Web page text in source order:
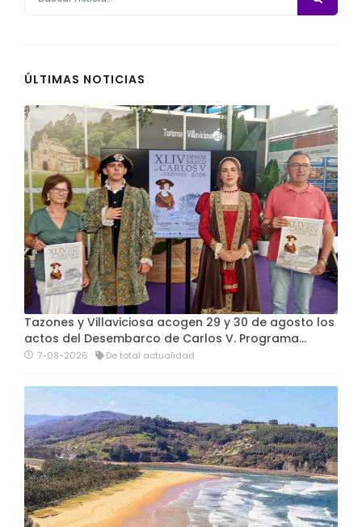
ÚLTIMAS NOTICIAS
Tazones y Villaviciosa acogen 29 y 30 de agosto los
actos del Desembarco de Carlos V. Programa…
7-08-2026 De total actualidad